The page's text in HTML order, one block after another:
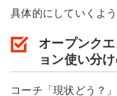
具体的にしていくよう
オープンク
ョン使い分
コーチ「現状どう？